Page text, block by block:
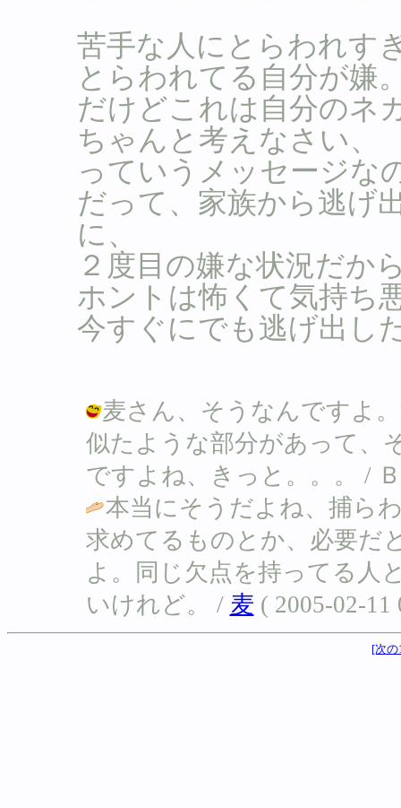
苦手な人にとらわれす
とらわれてる自分が嫌
だけどこれは自分のネ
ちゃんと考えなさい、
っていうメッセージな
だって、家族から逃げ
に、
２度目の嫌な状況だか
ホントは怖くて気持ち
今すぐにでも逃げ出し
麦さん、そうなんですよ
似たような部分があって、
ですよね、きっと。。。 /
本当にそうだよね、捕ら
求めてるものとか、必要だ
よ。同じ欠点を持ってる人
いけれど。 / 麦 ( 2005-02-11
[次